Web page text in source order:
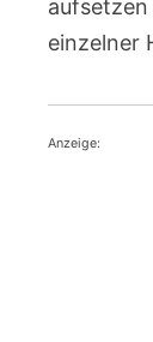
einzelner
Anzeige: